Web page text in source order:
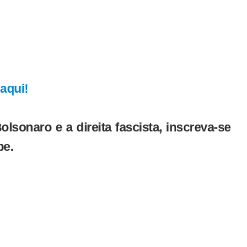
e a direita fascista, inscreva-se